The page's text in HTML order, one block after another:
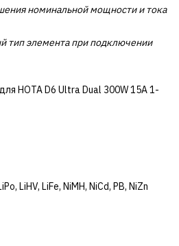
номинальной мощности и тока
тип элемента при подключении
HOTA D6 Ultra Dual 300W 15A 1-
, LiHV, LiFe, NiMH, NiCd, PB, NiZn